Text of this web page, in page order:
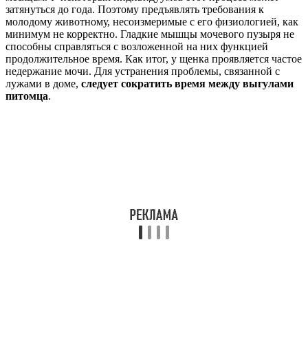
затянуться до года. Поэтому предъявлять требования к
молодому животному, несоизмеримые с его физиологией, как
минимум не корректно. Гладкие мышцы мочевого пузыря не
способны справляться с возложенной на них функцией
продолжительное время. Как итог, у щенка проявляется частое
недержание мочи. Для устранения проблемы, связанной с
лужами в доме, следует сократить время между выгулами
питомца.